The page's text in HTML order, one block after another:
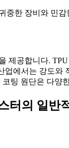
중한 장비와 민
제공합니다.
업에서는 강도
팅 원단은 다양
터의 일반